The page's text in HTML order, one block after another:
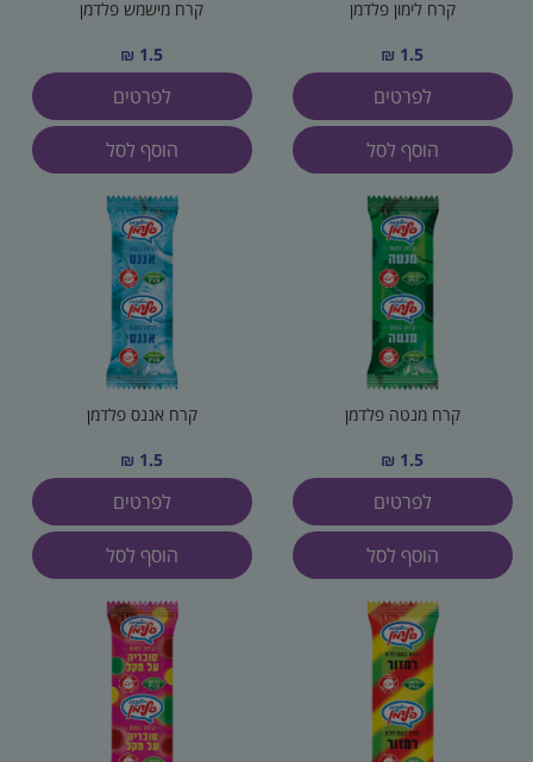
קרח לימון פלדמן
1.5 ₪
לפרטים
הוסף לסל
קרח מישמש פלדמן
1.5 ₪
לפרטים
הוסף לסל
קרח מנטה פלדמן
1.5 ₪
לפרטים
הוסף לסל
קרח אננס פלדמן
1.5 ₪
לפרטים
הוסף לסל